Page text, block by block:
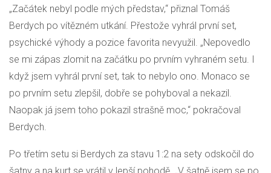
„Začátek nebyl podle mých představ,“ přiznal Tomáš
Berdych po vítězném utkání. Přestože vyhrál první set,
psychické výhody a pozice favorita nevyužil. „Nepovedlo
se mi zápas zlomit na začátku po prvním vyhraném setu. I
když jsem vyhrál první set, tak to nebylo ono. Monaco se
po prvním setu zlepšil, dobře se pohyboval a nekazil.
Naopak já jsem toho pokazil strašně moc,“ pokračoval
Berdych.
Po třetím setu si Berdych za stavu 1:2 na sety odskočil do